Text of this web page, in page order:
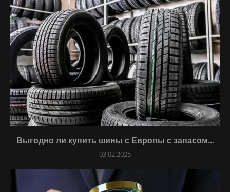
Выгодно ли купить шины с Европы с запасом...
03.02.2025